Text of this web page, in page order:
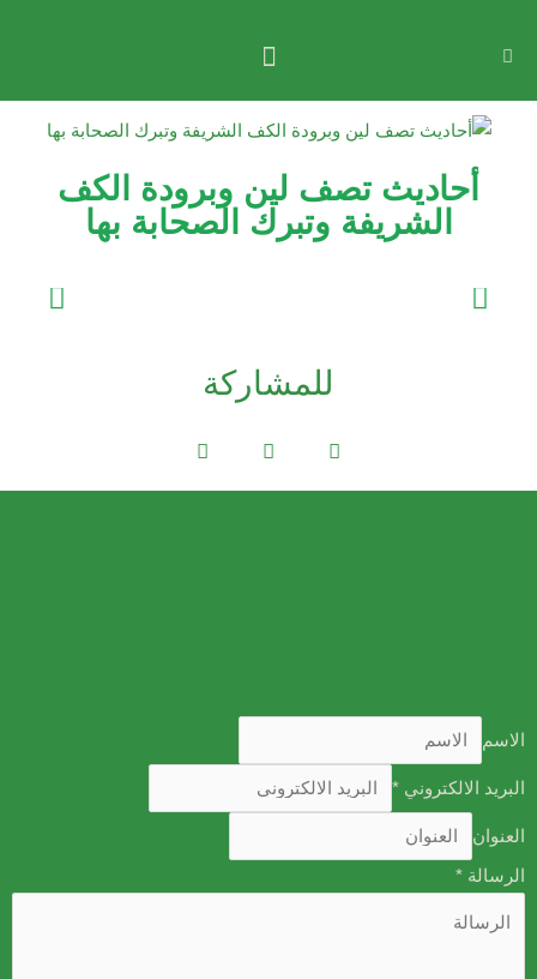
أحاديث تصف لين وبرودة الكف
الشريفة وتبرك الصحابة بها
للمشاركة
الاسم
البريد الالكتروني *
العنوان
الرسالة *